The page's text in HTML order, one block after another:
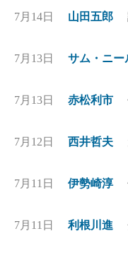
7月14日 山田五郎
7月13日 サム・ニー
7月13日 赤松利市
7月12日 西井哲夫
7月11日 伊勢崎淳
7月11日 利根川進